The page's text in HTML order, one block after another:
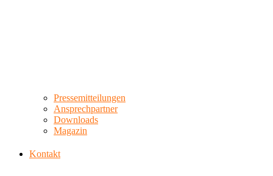
Pressemitteilungen
Ansprechpartner
Downloads
Magazin
Kontakt